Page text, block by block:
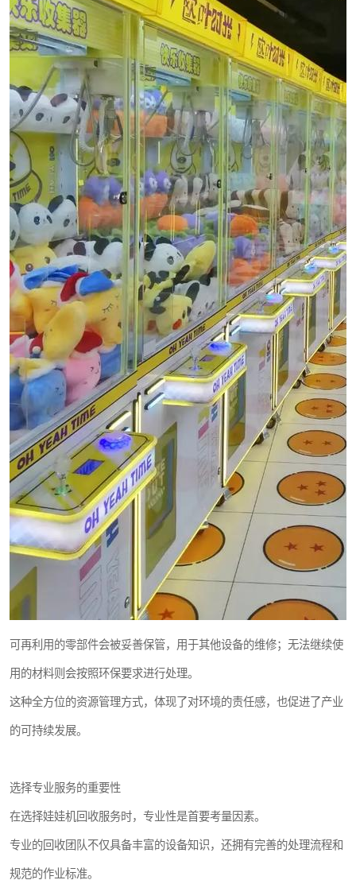
可再利用的零部件会被妥善保管，用于其他设备的维修；无法继续使
用的材料则会按照环保要求进行处理。
这种全方位的资源管理方式，体现了对环境的责任感，也促进了产业
的可持续发展。
选择专业服务的重要性
在选择娃娃机回收服务时，专业性是首要考量因素。
专业的回收团队不仅具备丰富的设备知识，还拥有完善的处理流程和
规范的作业标准。